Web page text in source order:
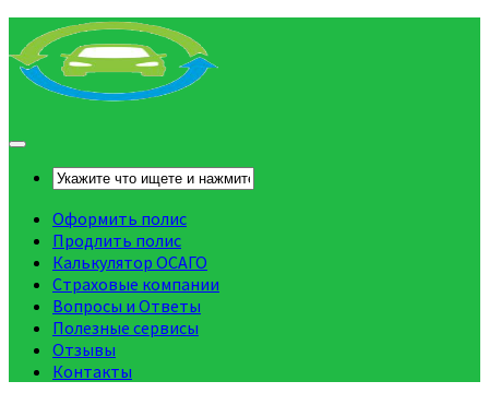
Оформить полис
Продлить полис
Калькулятор ОСАГО
Страховые компании
Вопросы и Ответы
Полезные сервисы
Отзывы
Контакты